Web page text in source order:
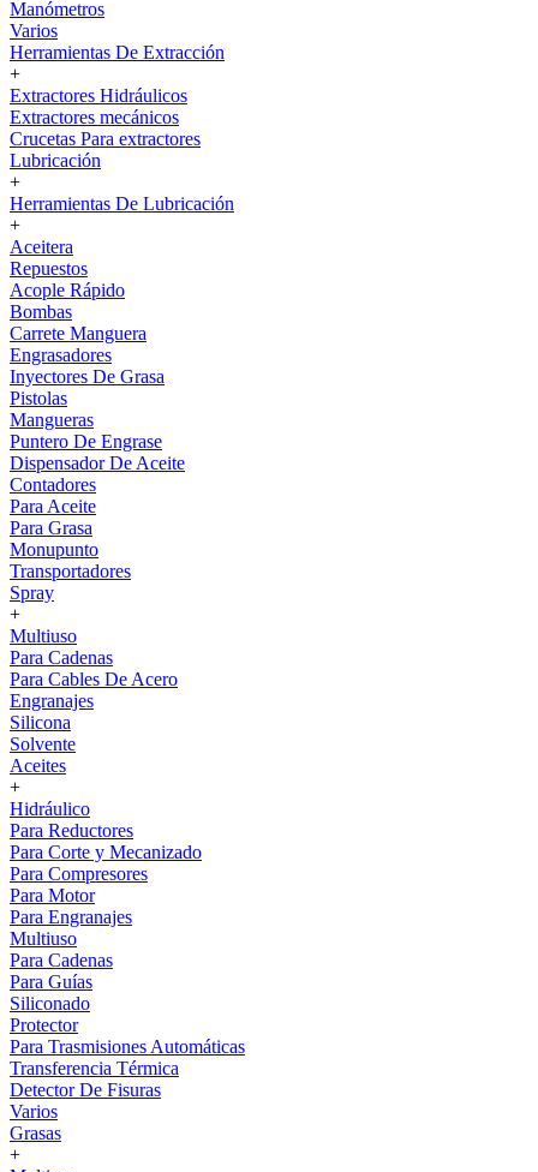
Manómetros
Varios
Herramientas De Extracción
+
Extractores Hidráulicos
Extractores mecánicos
Crucetas Para extractores
Lubricación
+
Herramientas De Lubricación
+
Aceitera
Repuestos
Acople Rápido
Bombas
Carrete Manguera
Engrasadores
Inyectores De Grasa
Pistolas
Mangueras
Puntero De Engrase
Dispensador De Aceite
Contadores
Para Aceite
Para Grasa
Monupunto
Transportadores
Spray
+
Multiuso
Para Cadenas
Para Cables De Acero
Engranajes
Silicona
Solvente
Aceites
+
Hidráulico
Para Reductores
Para Corte y Mecanizado
Para Compresores
Para Motor
Para Engranajes
Multiuso
Para Cadenas
Para Guías
Siliconado
Protector
Para Trasmisiones Automáticas
Transferencia Térmica
Detector De Fisuras
Varios
Grasas
+